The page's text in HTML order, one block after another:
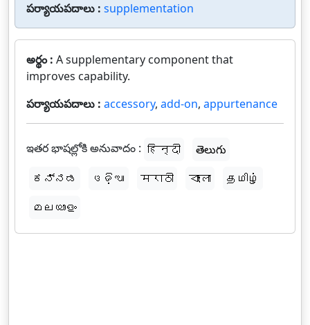
పర్యాయపదాలు : supplementation
అర్థం : A supplementary component that
improves capability.
పర్యాయపదాలు : accessory, add-on, appurtenance
ఇతర భాషల్లోకి అనువాదం : हिन्दी
తెలుగు
ಕನ್ನಡ
ଓଡ଼ିଆ मराठी বাংলা
தமிழ்
മലയാളം